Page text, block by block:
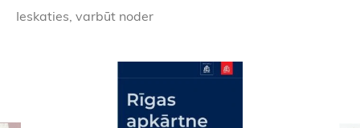
Ieskaties, varbūt noder